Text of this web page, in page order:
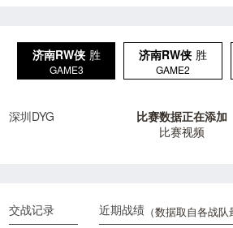
济南RW侠 胜
GAME3
济南RW侠 胜
GAME2
深圳DYG
比赛数据正在添加
比赛视频
近期战绩（数据取自各战队
交战记录